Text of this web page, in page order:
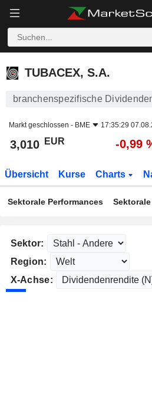
TUBACEX, S.A.
TUBACEX, S.A.
branchenspezifische
Markt geschlossen - BME 17:35:29
3,010 EUR -0,99
Übersicht Kurse Charts
Sektorale Performances
Sektor:
Region:
X-Achse: